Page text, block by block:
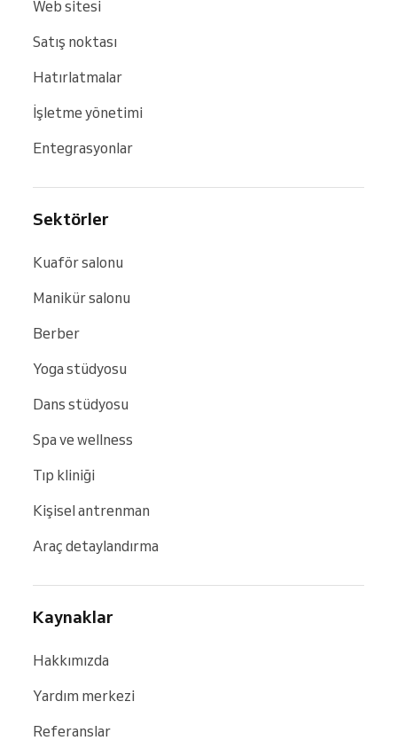
Web sitesi
Satış noktası
Hatırlatmalar
İşletme yönetimi
Entegrasyonlar
Sektörler
Kuaför salonu
Manikür salonu
Berber
Yoga stüdyosu
Dans stüdyosu
Spa ve wellness
Tıp kliniği
Kişisel antrenman
Araç detaylandırma
Kaynaklar
Hakkımızda
Yardım merkezi
Referanslar